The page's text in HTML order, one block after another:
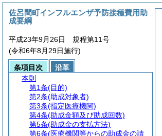
佐呂間町インフルエンザ予防接種費用助
成要綱
平成23年9月26日 規程第11号
(令和6年8月29日施行)
条項目次
沿革
本則
第1条(目的)
第2条(助成対象者)
第3条(指定医療機関)
第4条(助成金額及び助成回数)
第5条(助成金の支払方法)
第6条(医療機関等からの助成金の請